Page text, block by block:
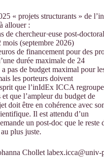
« projets structurants » de
allouer :
de chercheur·euse post-
mois (septembre 2026)
de financement pour des
durée maximale de 24
pas de budget maximal pour
les porteurs doivent
que l’inIdEx ICCA
et que l’ampleur du budget de
doit être en cohérence avec
Il est attendu d’un
un post-doc que le reste
plus juste.
Chollet labex.icca@univ-